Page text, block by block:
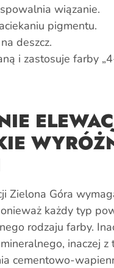
wiązanie.
pigmentu.
deszcz.
i zastosuje farby
Zielona Góra
każdy typ
rodzaju farby.
inaczej
cementowo-